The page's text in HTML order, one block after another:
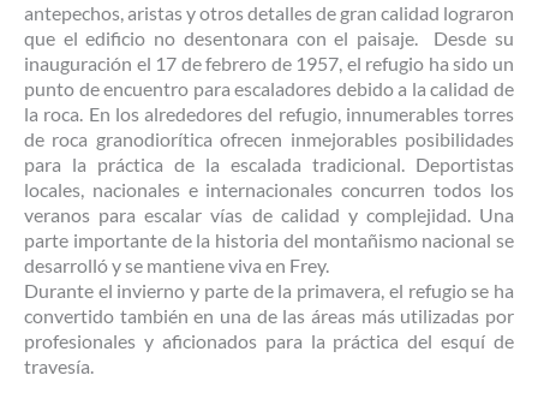
antepechos, aristas y otros detalles de gran calidad lograron
que el edificio no desentonara con el paisaje. Desde su
inauguración el 17 de febrero de 1957, el refugio ha sido un
punto de encuentro para escaladores debido a la calidad de
la roca. En los alrededores del refugio, innumerables torres
de roca granodiorítica ofrecen inmejorables posibilidades
para la práctica de la escalada tradicional. Deportistas
locales, nacionales e internacionales concurren todos los
veranos para escalar vías de calidad y complejidad. Una
parte importante de la historia del montañismo nacional se
desarrolló y se mantiene viva en Frey.
Durante el invierno y parte de la primavera, el refugio se ha
convertido también en una de las áreas más utilizadas por
profesionales y aficionados para la práctica del esquí de
travesía.